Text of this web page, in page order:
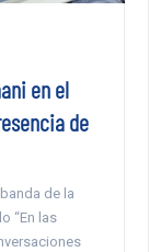
en el
de
de la
“En las